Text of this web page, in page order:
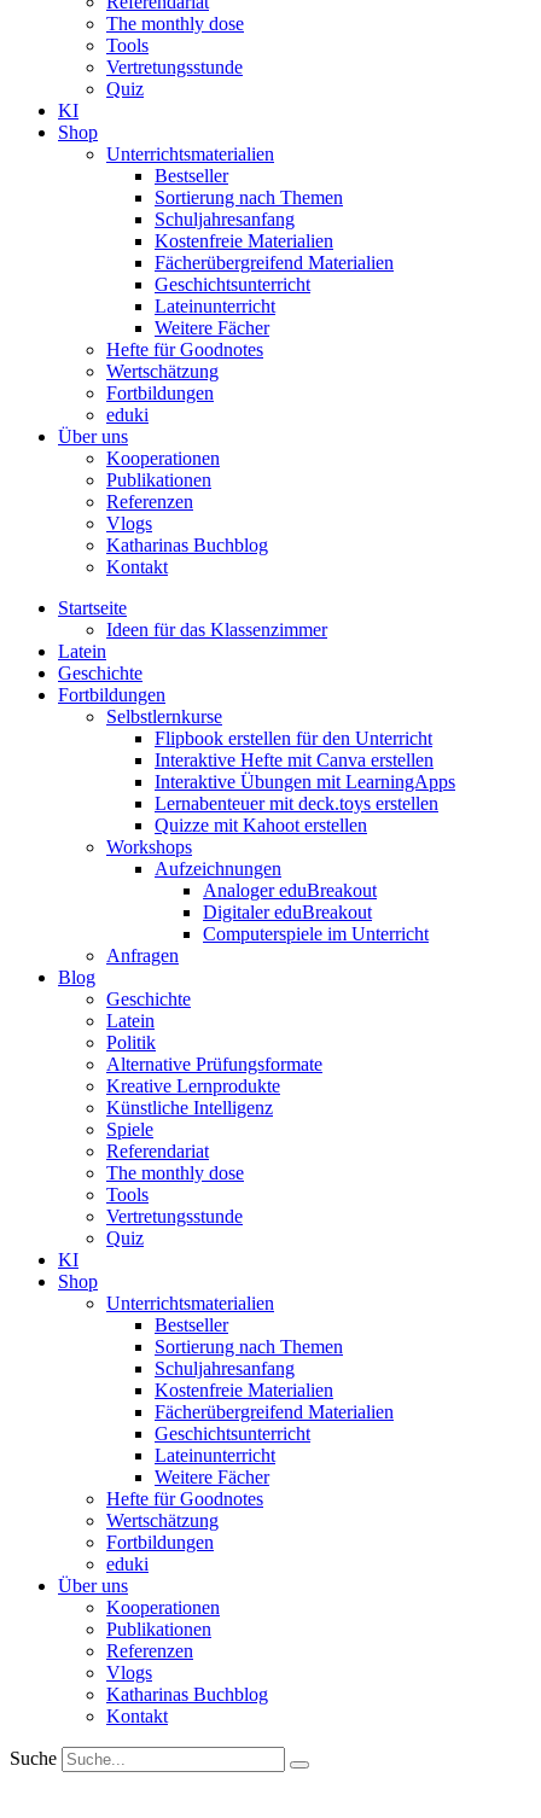
The monthly dose
Tools
Vertretungsstunde
Quiz
KI
Shop
Unterrichtsmaterialien
Bestseller
Sortierung nach Themen
Schuljahresanfang
Kostenfreie Materialien
Fächerübergreifend Materialien
Geschichtsunterricht
Lateinunterricht
Weitere Fächer
Hefte für Goodnotes
Wertschätzung
Fortbildungen
eduki
Über uns
Kooperationen
Publikationen
Referenzen
Vlogs
Katharinas Buchblog
Kontakt
Startseite
Ideen für das Klassenzimmer
Latein
Geschichte
Fortbildungen
Selbstlernkurse
Flipbook erstellen für den Unterricht
Interaktive Hefte mit Canva erstellen
Interaktive Übungen mit LearningApps
Lernabenteuer mit deck.toys erstellen
Quizze mit Kahoot erstellen
Workshops
Aufzeichnungen
Analoger eduBreakout
Digitaler eduBreakout
Computerspiele im Unterricht
Anfragen
Blog
Geschichte
Latein
Politik
Alternative Prüfungsformate
Kreative Lernprodukte
Künstliche Intelligenz
Spiele
Referendariat
The monthly dose
Tools
Vertretungsstunde
Quiz
KI
Shop
Unterrichtsmaterialien
Bestseller
Sortierung nach Themen
Schuljahresanfang
Kostenfreie Materialien
Fächerübergreifend Materialien
Geschichtsunterricht
Lateinunterricht
Weitere Fächer
Hefte für Goodnotes
Wertschätzung
Fortbildungen
eduki
Über uns
Kooperationen
Publikationen
Referenzen
Vlogs
Katharinas Buchblog
Kontakt
Suche